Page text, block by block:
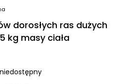
dorosłych ras dużych
kg masy ciała